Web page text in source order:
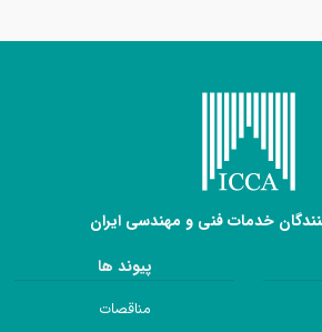
خدمات فنی و مهندسی ایران
پیوند ها
مناقصات